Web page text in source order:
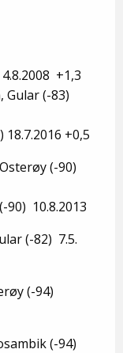
+1,3
Gular (-83)
+0,5
(-90)
90) 10.8.2013
(-82) 7.5.
(-94)
(-94)